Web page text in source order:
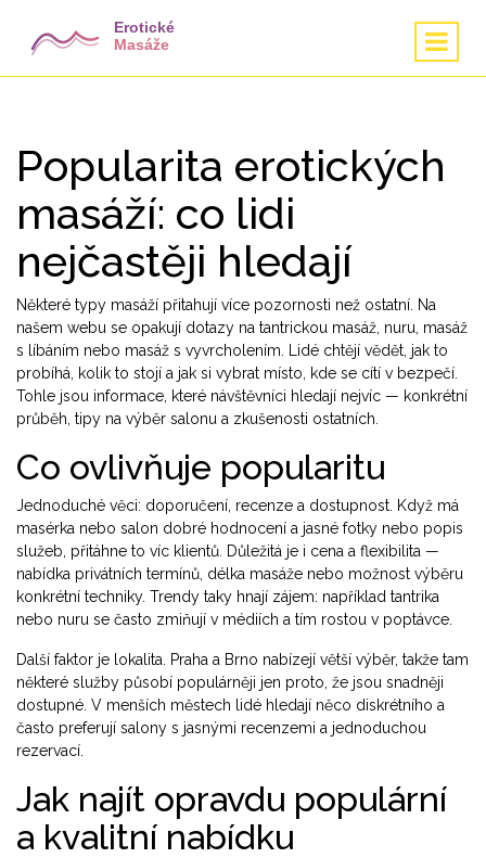
Popularita erotických
masáží: co lidi
nejčastěji hledají
Některé typy masáží přitahují více pozornosti než ostatní. Na
našem webu se opakují dotazy na tantrickou masáž, nuru, masáž
s líbáním nebo masáž s vyvrcholením. Lidé chtějí vědět, jak to
probíhá, kolik to stojí a jak si vybrat místo, kde se cítí v bezpečí.
Tohle jsou informace, které návštěvníci hledají nejvíc — konkrétní
průběh, tipy na výběr salonu a zkušenosti ostatních.
Co ovlivňuje popularitu
Jednoduché věci: doporučení, recenze a dostupnost. Když má
masérka nebo salon dobré hodnocení a jasné fotky nebo popis
služeb, přitáhne to víc klientů. Důležitá je i cena a flexibilita —
nabídka privátních termínů, délka masáže nebo možnost výběru
konkrétní techniky. Trendy taky hnají zájem: například tantrika
nebo nuru se často zmiňují v médiích a tím rostou v poptávce.
Další faktor je lokalita. Praha a Brno nabízejí větší výběr, takže tam
některé služby působí populárněji jen proto, že jsou snadněji
dostupné. V menších městech lidé hledají něco diskrétního a
často preferují salony s jasnými recenzemi a jednoduchou
rezervací.
Jak najít opravdu populární
a kvalitní nabídku